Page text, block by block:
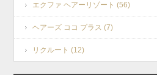
エクファ ヘアーリゾート (56)
ヘアーズ ココ プラス (7)
リクルート (12)